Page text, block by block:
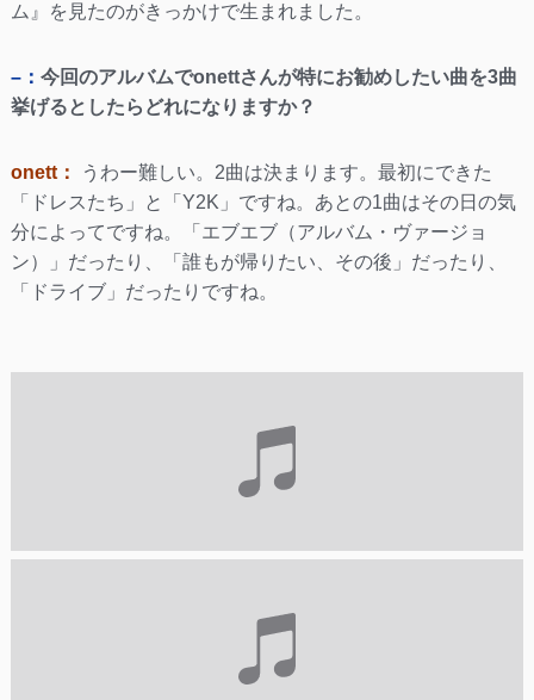
ム』を見たのがきっかけで生まれました。
–： 今回のアルバムでonettさんが特にお勧めしたい曲を3曲
挙げるとしたらどれになりますか？
onett：
うわー難しい。2曲は決まります。最初にできた
「ドレスたち」と「Y2K」ですね。あとの1曲はその日の気
分によってですね。「エブエブ（アルバム・ヴァージョ
ン）」だったり、「誰もが帰りたい、その後」だったり、
「ドライブ」だったりですね。